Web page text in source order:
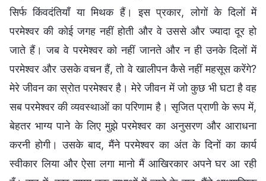
सिर्फ किंवदंतियाँ या मिथक हैं। इस प्रकार, लोगों के दिलों में
परमेश्वर की कोई जगह नहीं होती और वे उससे और ज्यादा दूर हो
जाते हैं। जब वे परमेश्वर को नहीं जानते और न ही उनके दिलों में
परमेश्वर और उसके वचन हैं, तो वे खालीपन कैसे नहीं महसूस करेंगे?
मेरे जीवन का स्रोत परमेश्वर है। मेरे जीवन में जो कुछ भी घटा है वह
सब परमेश्वर की व्यवस्थाओं का परिणाम है। सृजित प्राणी के रूप में,
बेहतर भाग्य पाने के लिए मुझे परमेश्वर का अनुसरण और आराधना
करनी होगी। उसके बाद, मैंने परमेश्वर का अंत के दिनों का कार्य
स्वीकार लिया और ऐसा लगा मानो मैं आखिरकार अपने घर आ रही